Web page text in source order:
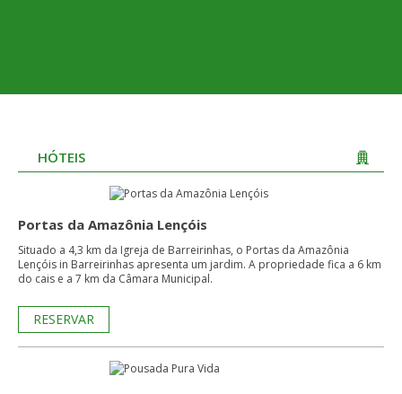
HÓTEIS
Portas da Amazônia Lençóis
Situado a 4,3 km da Igreja de Barreirinhas, o Portas da Amazônia
Lençóis in Barreirinhas apresenta um jardim. A propriedade fica a 6 km
do cais e a 7 km da Câmara Municipal.
RESERVAR